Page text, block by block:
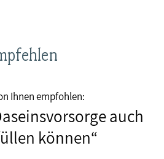
Ihnen empfohlen:
auch
können“